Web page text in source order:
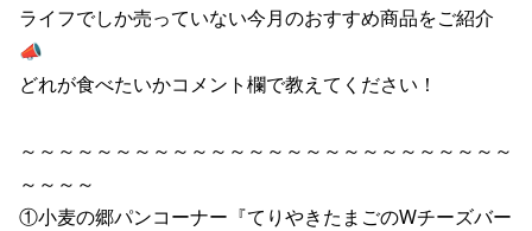
ライフでしか売っていない今月のおすすめ商品をご紹介
📣
どれが食べたいかコメント欄で教えてください！
～～～～～～～～～～～～～～～～～～～～～～～～～～
～～～～
①小麦の郷パンコーナー『てりやきたまごのWチーズバー